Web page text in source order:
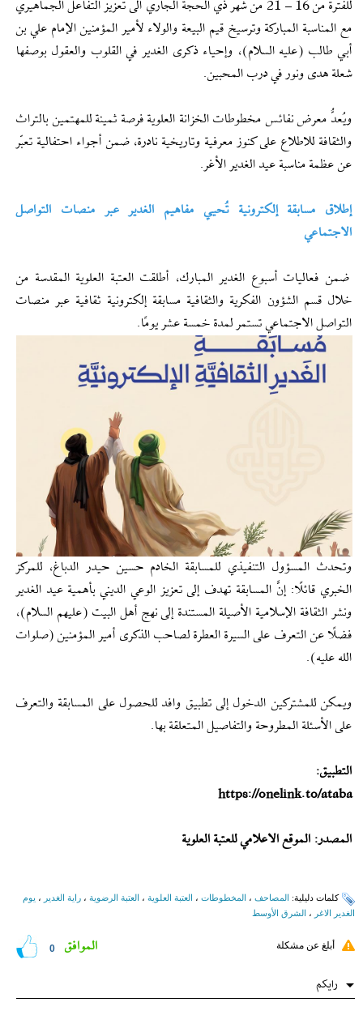
للفترة من 16 – 21 من شهر ذي الحجة الجاري الى تعزيز التفاعل الجماهيري
مع المناسبة المباركة وترسيخ قيم البيعة والولاء لأمير المؤمنين الإمام علي بن
أبي طالب (عليه السلام)، وإحياء ذكرى الغدير في القلوب والعقول بوصفها
شعلة هدى ونور في درب المحبين.
ويُعدُّ معرض نفائس مخطوطات الخزانة العلوية فرصة ثمينة للمهتمين بالتراث
والثقافة للاطلاع على كنوز معرفية وتاريخية نادرة، ضمن أجواء احتفالية تعبّر
عن عظمة مناسبة عيد الغدير الأغر.
إطلاق مسابقة إلكترونية تُحيي مفاهيم الغدير عبر منصات التواصل
الاجتماعي
ضمن فعاليات أسبوع الغدير المبارك، أطلقت العتبة العلوية المقدسة من
خلال قسم الشؤون الفكرية والثقافية مسابقة إلكترونية ثقافية عبر منصات
التواصل الاجتماعي تستمر لمدة خمسة عشر يومًا.
وتحدث المسؤول التنفيذي للمسابقة الخادم حسين حيدر الدباغ، للمركز
الخبري قائلًا: إنَّ المسابقة تهدف إلى تعزيز الوعي الديني بأهمية عيد الغدير
ونشر الثقافة الإسلامية الأصيلة المستندة إلى نهج أهل البيت (عليهم السلام)،
فضلًا عن التعرف على السيرة العطرة لصاحب الذكرى أمير المؤمنين (صلوات
الله عليه).
ويمكن للمشتركين الدخول إلى تطبيق وافد للحصول على المسابقة والتعرف
على الأسئلة المطروحة والتفاصيل المتعلقة بها.
التطبيق:
https://onelink.to/ataba
المصدر: الموقع الاعلامي للعتبة العلوية
کلمات دلیلیة: المصاحف ، المخطوطات ، العتبة العلوية ، العتبة الرضویة ، راية الغدير ، يوم
الغدير الاغر ، الشرق الأوسط
أبلغ عن مشكلة 0 الموافق
رایکم